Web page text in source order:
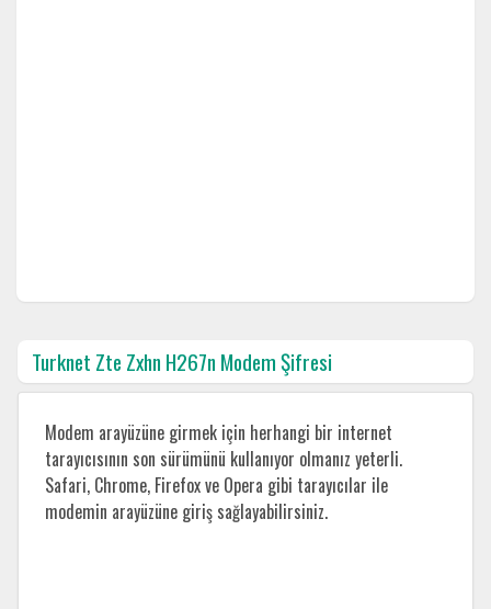
Turknet Zte Zxhn H267n Modem Şifresi
Modem arayüzüne girmek için herhangi bir internet
tarayıcısının son sürümünü kullanıyor olmanız yeterli.
Safari, Chrome, Firefox ve Opera gibi tarayıcılar ile
modemin arayüzüne giriş sağlayabilirsiniz.